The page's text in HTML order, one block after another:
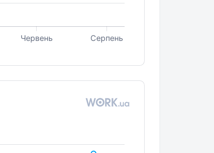
Червень Серпень